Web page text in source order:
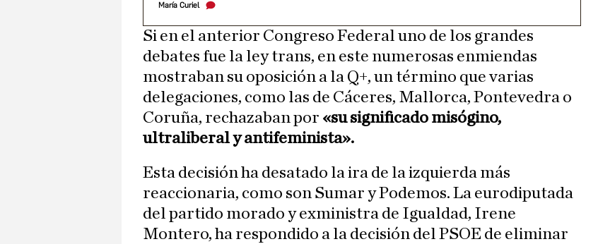
María Curiel
Si en el anterior Congreso Federal uno de los grandes
debates fue la ley trans, en este numerosas enmiendas
mostraban su oposición a la Q+, un término que varias
delegaciones, como las de Cáceres, Mallorca, Pontevedra o
Coruña, rechazaban por «su significado misógino,
ultraliberal y antifeminista».
Esta decisión ha desatado la ira de la izquierda más
reaccionaria, como son Sumar y Podemos. La eurodiputada
del partido morado y exministra de Igualdad, Irene
Montero, ha respondido a la decisión del PSOE de eliminar